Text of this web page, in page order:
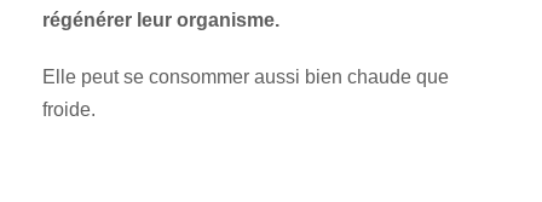
régénérer leur organisme.
Elle peut se consommer aussi bien chaude que
froide.